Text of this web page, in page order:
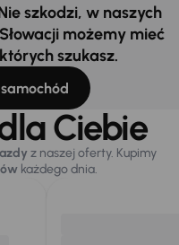
szkodzi, w naszych
możemy mieć
szukasz.
Ciebie
z naszej oferty. Kupimy
każdego dnia.